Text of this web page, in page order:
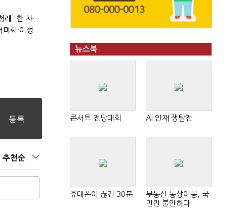
(정기여론조사)③2순위, 10명 중 4명 '송영길'…정청래 '한 자릿수'
(정기여론조사)④최고위원 최민희·박선원 '양강'…서미화·이성윤·임미애 뒤이어
추천순
뉴스북
콘서트 전당대회 AI 인재 쟁탈전
휴대폰이 끊긴 30분
부동산 동상이몽, 국
민만 불안하다